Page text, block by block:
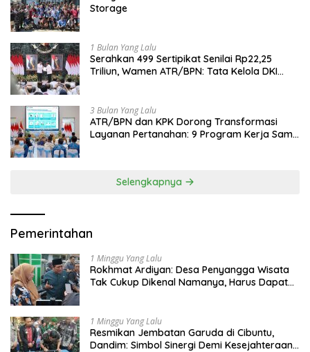
Storage
1 Bulan Yang Lalu
Serahkan 499 Sertipikat Senilai Rp22,25
Triliun, Wamen ATR/BPN: Tata Kelola DKI
3 Bulan Yang Lalu
ATR/BPN dan KPK Dorong Transformasi
Layanan Pertanahan: 9 Program Kerja Sama
Selengkapnya
Pemerintahan
1 Minggu Yang Lalu
Rokhmat Ardiyan: Desa Penyangga Wisata
Tak Cukup Dikenal Namanya, Harus Dapat
1 Minggu Yang Lalu
Resmikan Jembatan Garuda di Cibuntu,
Dandim: Simbol Sinergi Demi Kesejahteraan